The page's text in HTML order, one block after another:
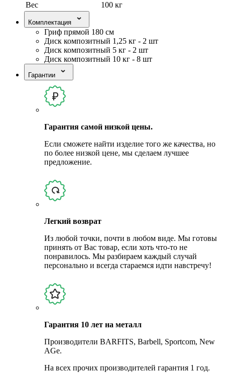
Вес
100 кг
Комплектация
Гриф прямой 180 см
Диск композитный 1,25 кг - 2 шт
Диск композитный 5 кг - 2 шт
Диск композитный 10 кг - 8 шт
Гарантии
Гарантия самой низкой цены.
Если сможете найти изделие того же качества, но
по более низкой цене, мы сделаем лучшее
предложение.
Легкий возврат
Из любой точки, почти в любом виде. Мы готовы
принять от Вас товар, если хоть что-то не
понравилось. Мы разбираем каждый случай
персонально и всегда стараемся идти навстречу!
Гарантия 10 лет на металл
Производители BARFITS, Barbell, Sportcom, New
AGe.
На всех прочих производителей гарантия 1 год.